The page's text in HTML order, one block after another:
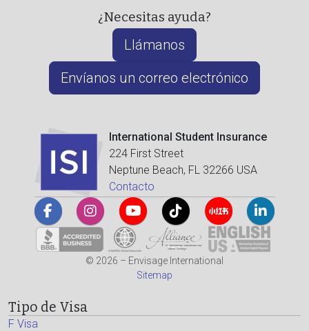
¿Necesitas ayuda?
Llámanos
Envíanos un correo electrónico
International Student Insurance
224 First Street
Neptune Beach, FL 32266 USA
Contacto
© 2026 – Envisage International
Sitemap
Tipo de Visa
F Visa